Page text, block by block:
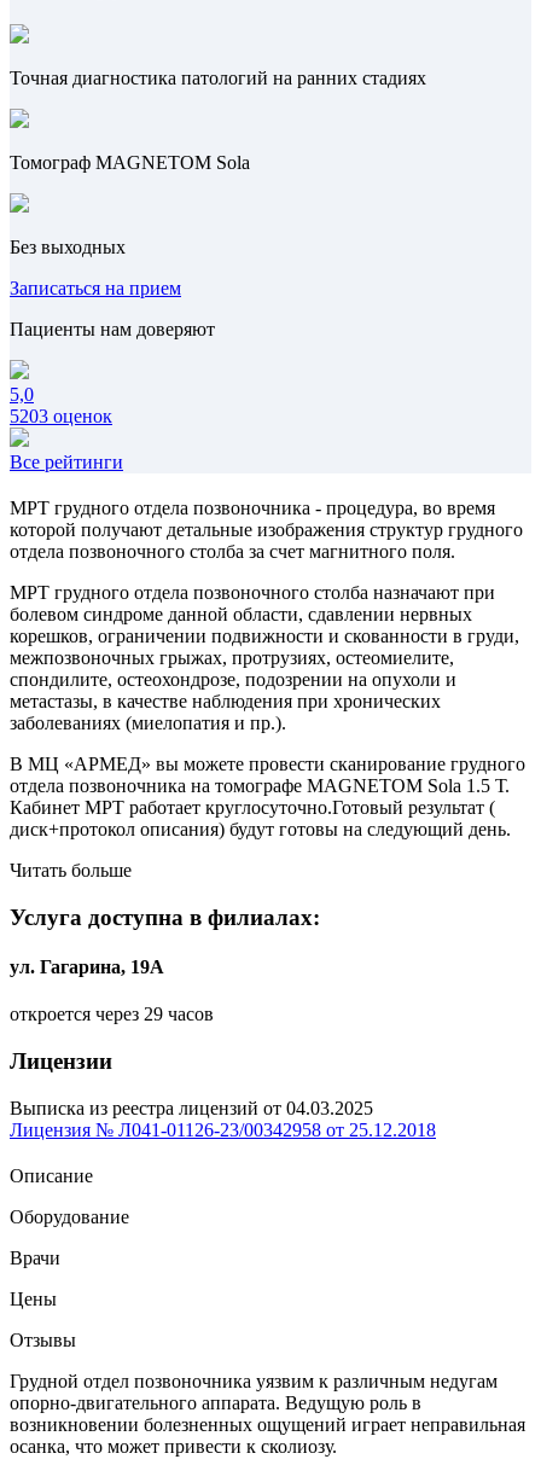
Точная диагностика патологий на ранних стадиях
Томограф MAGNETOM Sola
Без выходных
Записаться на прием
Пациенты нам доверяют
5,0
5203 оценок
Все рейтинги
МРТ грудного отдела позвоночника - процедура, во время
которой получают детальные изображения структур грудного
отдела позвоночного столба за счет магнитного поля.
МРТ грудного отдела позвоночного столба назначают при
болевом синдроме данной области, сдавлении нервных
корешков, ограничении подвижности и скованности в груди,
межпозвоночных грыжах, протрузиях, остеомиелите,
спондилите, остеохондрозе, подозрении на опухоли и
метастазы, в качестве наблюдения при хронических
заболеваниях (миелопатия и пр.).
В МЦ «АРМЕД» вы можете провести сканирование грудного
отдела позвоночника на томографе MAGNETOM Sola 1.5 Т.
Кабинет МРТ работает круглосуточно.Готовый результат (
диск+протокол описания) будут готовы на следующий день.
Читать больше
Услуга доступна в филиалах:
ул. Гагарина, 19А
откроется через 29 часов
Лицензии
Выписка из реестра лицензий от 04.03.2025
Лицензия № Л041-01126-23/00342958 от 25.12.2018
Описание
Оборудование
Врачи
Цены
Отзывы
Грудной отдел позвоночника уязвим к различным недугам
опорно-двигательного аппарата. Ведущую роль в
возникновении болезненных ощущений играет неправильная
осанка, что может привести к сколиозу.